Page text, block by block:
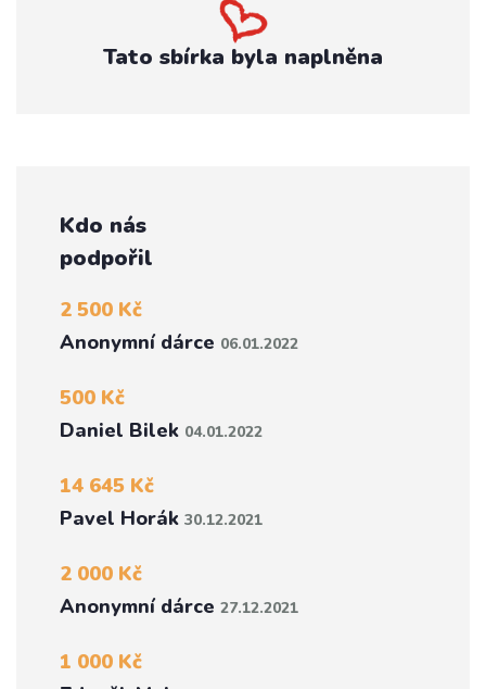
Tato sbírka byla naplněna
Kdo nás
podpořil
2 500 Kč
Anonymní dárce 06.01.2022
500 Kč
Daniel Bilek 04.01.2022
14 645 Kč
Pavel Horák 30.12.2021
2 000 Kč
Anonymní dárce 27.12.2021
1 000 Kč